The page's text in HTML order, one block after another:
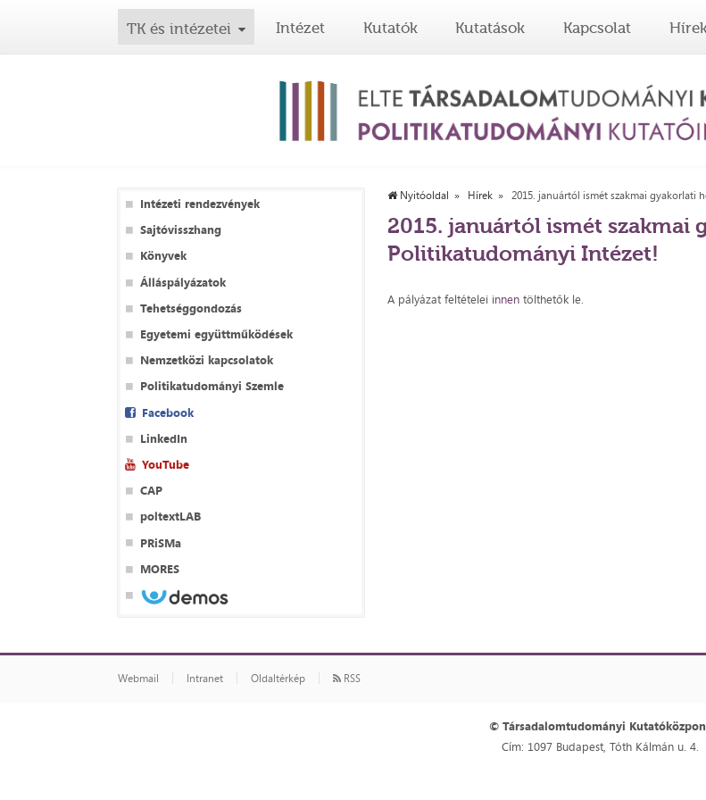
TK és intézetei Intézet Kutatók Kutatások Kapcsolat
Intézeti rendezvények
Sajtóvisszhang
Könyvek
Álláspályázatok
Tehetséggondozás
Egyetemi együttműködések
Nemzetközi kapcsolatok
Politikatudományi Szemle
Facebook
LinkedIn
YouTube
CAP
poltextLAB
PRiSMa
MORES
Nyitóoldal Hírek 2015. januártól ismét szakmai gyakorlati
2015. januártól ismét szakmai
Politikatudományi Intézet!
A pályázat feltételei innen tölthetők le.
Webmail Intranet Oldaltérkép RSS
© Társadalomtudományi
Cím: 1097 Budapest, Tóth Kálmán u. 4.